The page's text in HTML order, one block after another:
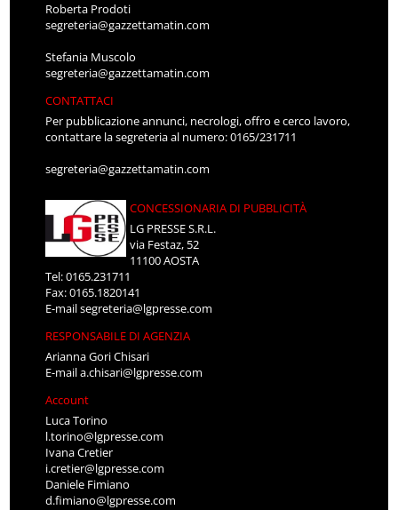
Roberta Prodoti
segreteria@gazzettamatin.com
Stefania Muscolo
segreteria@gazzettamatin.com
CONTATTACI
Per pubblicazione annunci, necrologi, offro e cerco lavoro,
contattare la segreteria al numero: 0165/231711
segreteria@gazzettamatin.com
CONCESSIONARIA DI PUBBLICITÀ
LG PRESSE S.R.L.
via Festaz, 52
11100 AOSTA
Tel: 0165.231711
Fax: 0165.1820141
E-mailsegreteria@lgpresse.com
RESPONSABILE DI AGENZIA
Arianna Gori Chisari
E-maila.chisari@lgpresse.com
Account
Luca Torino
l.torino@lgpresse.com
Ivana Cretier
i.cretier@lgpresse.com
Daniele Fimiano
d.fimiano@lgpresse.com